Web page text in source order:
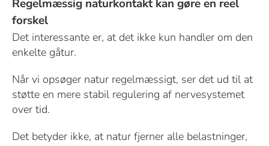
Regelmæssig naturkontakt kan gøre en reel
forskel
Det interessante er, at det ikke kun handler om den
enkelte gåtur.
Når vi opsøger natur regelmæssigt, ser det ud til at
støtte en mere stabil regulering af nervesystemet
over tid.
Det betyder ikke, at natur fjerner alle belastninger,